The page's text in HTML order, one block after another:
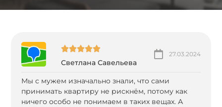
Светлана Савельева
27.03.2024
Мы с мужем изначально знали, что сами
принимать квартиру не рискнём, потому как
ничего особо не понимаем в таких вещах. А